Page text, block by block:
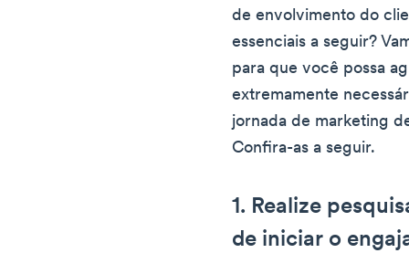
de envolvimento do
essenciais a seguir?
para que você possa
extremamente
jornada de marketing
Confira-as a seguir.
1. Realize
de iniciar o